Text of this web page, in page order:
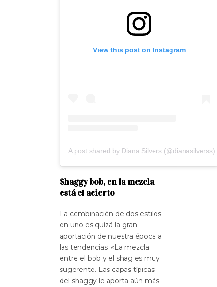
View this post on Instagram
A post shared by Diana Silvers (@dianasilverss)
Shaggy bob, en la mezcla
está el acierto
La combinación de dos estilos
en uno es quizá la gran
aportación de nuestra época a
las tendencias. «La mezcla
entre el bob y el shag es muy
sugerente. Las capas típicas
del shaggy le aporta aún más